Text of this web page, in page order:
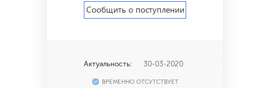
Сообщить о поступлении
Актуальность: 30-03-2020
ВРЕМЕННО ОТСУТСТВУЕТ